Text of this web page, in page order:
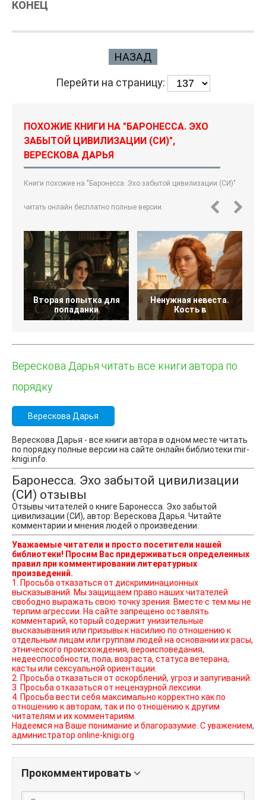
КОНЕЦ
НАЗАД
Перейти на страницу:
ПОХОЖИЕ КНИГИ НА "БАРОНЕССА. ЭХО
ЗАБЫТОЙ ЦИВИЛИЗАЦИИ (СИ)",
ВЕРЕСКОВА ДАРЬЯ
Книги похожие на "Баронесса. Эхо забытой цивилизации (СИ)"
читать онлайн бесплатно полные версии.
Вторая попытка для
попаданки
Ненужная невеста.
Кость в
Верескова Дарья читать все книги автора по
порядку
Верескова Дарья
Верескова Дарья - все книги автора в одном месте читать
по порядку полные версии на сайте онлайн библиотеки mir-
knigi.info.
Баронесса. Эхо забытой цивилизации
(СИ) отзывы
Отзывы читателей о книге Баронесса. Эхо забытой
цивилизации (СИ), автор: Верескова Дарья. Читайте
комментарии и мнения людей о произведении.
Уважаемые читатели и просто посетители нашей
библиотеки! Просим Вас придерживаться определенных
правил при комментировании литературных
произведений.
1. Просьба отказаться от дискриминационных
высказываний. Мы защищаем право наших читателей
свободно выражать свою точку зрения. Вместе с тем мы не
терпим агрессии. На сайте запрещено оставлять
комментарий, который содержит унизительные
высказывания или призывы к насилию по отношению к
отдельным лицам или группам людей на основании их расы,
этнического происхождения, вероисповедания,
недееспособности, пола, возраста, статуса ветерана,
касты или сексуальной ориентации.
2. Просьба отказаться от оскорблений, угроз и запугиваний.
3. Просьба отказаться от нецензурной лексики.
4. Просьба вести себя максимально корректно как по
отношению к авторам, так и по отношению к другим
читателям и их комментариям.
Надеемся на Ваше понимание и благоразумие. С уважением,
администратор online-knigi.org
Прокомментировать